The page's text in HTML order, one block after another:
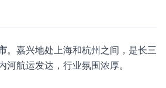
。嘉兴地处上海和杭州之间，是长三
河航运发达，行业氛围浓厚。